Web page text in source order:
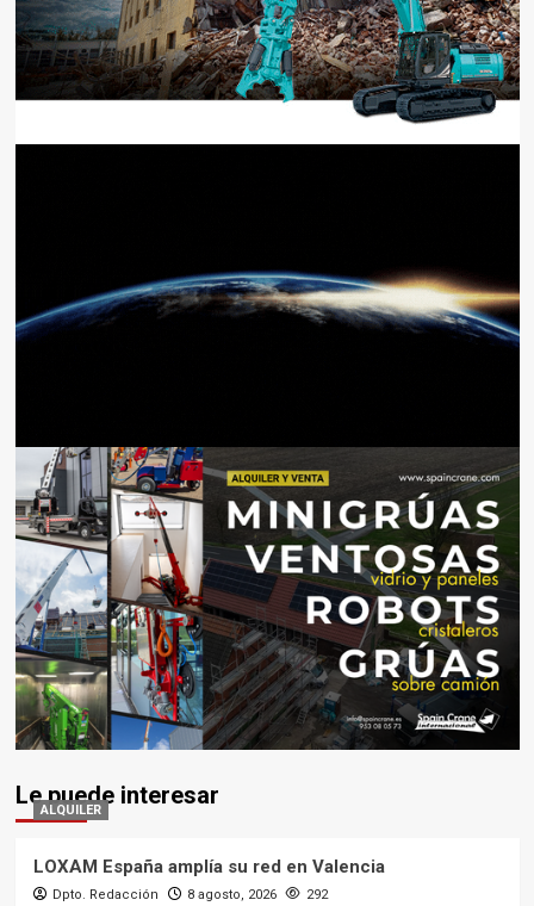
Le puede interesar
ALQUILER
LOXAM España amplía su red en Valencia
Dpto. Redacción 8 agosto, 2026 292